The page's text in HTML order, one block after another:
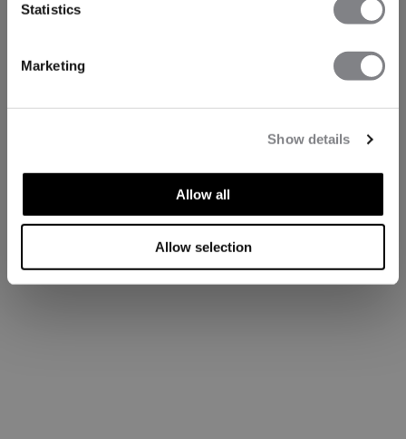
Statistics
Marketing
Show details
Allow all
Allow selection